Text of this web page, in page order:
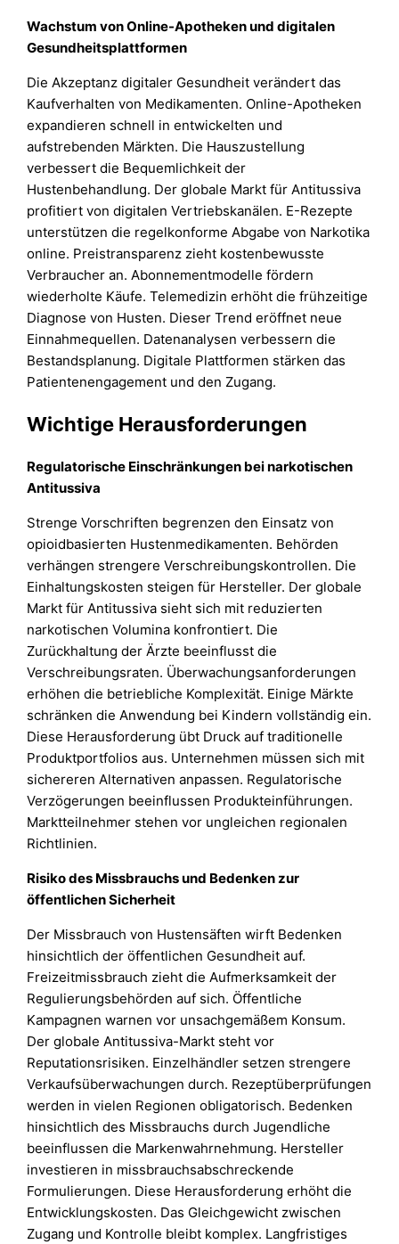
Wachstum von Online-Apotheken und digitalen
Gesundheitsplattformen
Die Akzeptanz digitaler Gesundheit verändert das
Kaufverhalten von Medikamenten. Online-Apotheken
expandieren schnell in entwickelten und
aufstrebenden Märkten. Die Hauszustellung
verbessert die Bequemlichkeit der
Hustenbehandlung. Der globale Markt für Antitussiva
profitiert von digitalen Vertriebskanälen. E-Rezepte
unterstützen die regelkonforme Abgabe von Narkotika
online. Preistransparenz zieht kostenbewusste
Verbraucher an. Abonnementmodelle fördern
wiederholte Käufe. Telemedizin erhöht die frühzeitige
Diagnose von Husten. Dieser Trend eröffnet neue
Einnahmequellen. Datenanalysen verbessern die
Bestandsplanung. Digitale Plattformen stärken das
Patientenengagement und den Zugang.
Wichtige Herausforderungen
Regulatorische Einschränkungen bei narkotischen
Antitussiva
Strenge Vorschriften begrenzen den Einsatz von
opioidbasierten Hustenmedikamenten. Behörden
verhängen strengere Verschreibungskontrollen. Die
Einhaltungskosten steigen für Hersteller. Der globale
Markt für Antitussiva sieht sich mit reduzierten
narkotischen Volumina konfrontiert. Die
Zurückhaltung der Ärzte beeinflusst die
Verschreibungsraten. Überwachungsanforderungen
erhöhen die betriebliche Komplexität. Einige Märkte
schränken die Anwendung bei Kindern vollständig ein.
Diese Herausforderung übt Druck auf traditionelle
Produktportfolios aus. Unternehmen müssen sich mit
sichereren Alternativen anpassen. Regulatorische
Verzögerungen beeinflussen Produkteinführungen.
Marktteilnehmer stehen vor ungleichen regionalen
Richtlinien.
Risiko des Missbrauchs und Bedenken zur
öffentlichen Sicherheit
Der Missbrauch von Hustensäften wirft Bedenken
hinsichtlich der öffentlichen Gesundheit auf.
Freizeitmissbrauch zieht die Aufmerksamkeit der
Regulierungsbehörden auf sich. Öffentliche
Kampagnen warnen vor unsachgemäßem Konsum.
Der globale Antitussiva-Markt steht vor
Reputationsrisiken. Einzelhändler setzen strengere
Verkaufsüberwachungen durch. Rezeptüberprüfungen
werden in vielen Regionen obligatorisch. Bedenken
hinsichtlich des Missbrauchs durch Jugendliche
beeinflussen die Markenwahrnehmung. Hersteller
investieren in missbrauchsabschreckende
Formulierungen. Diese Herausforderung erhöht die
Entwicklungskosten. Das Gleichgewicht zwischen
Zugang und Kontrolle bleibt komplex. Langfristiges